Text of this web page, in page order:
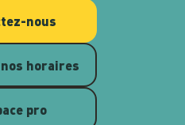
nous
horaires
pro